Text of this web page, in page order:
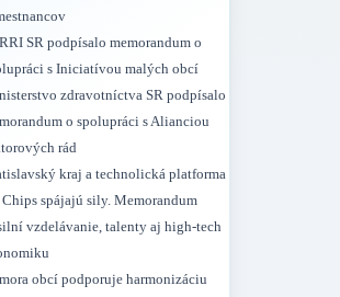
SR podpísalo memorandum o
s Iniciatívou malých obcí
zdravotníctva SR podpísalo
o spolupráci s Alianciou
rád
kraj a technolická platforma
Chips spájajú sily. Memorandum
vzdelávanie, talenty aj high-tech
obcí podporuje harmonizáciu